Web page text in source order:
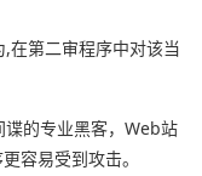
在第二审程序中对该当
谍的专业黑客，Web站
容易受到攻击。